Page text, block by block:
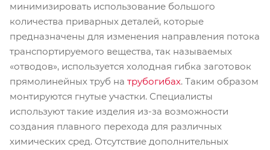
минимизировать использование большого
количества приварных деталей, которые
предназначены для изменения направления потока
транспортируемого вещества, так называемых
«отводов», используется холодная гибка заготовок
прямолинейных труб на трубогибах. Таким образом
монтируются гнутые участки. Специалисты
используют такие изделия из-за возможности
создания плавного перехода для различных
химических сред. Отсутствие дополнительных